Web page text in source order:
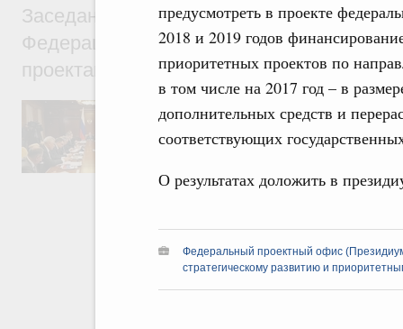
предусмотреть в проекте
2018 и 2019 годов
приоритетных проектов по
в том числе на 2017 год – в
дополнительных средств и
соответствующих
О результатах доложить в
Федеральный проектный офис
стратегическому развитию и
Заседание президиума Совета при
Федерации по стратегическому
проектам